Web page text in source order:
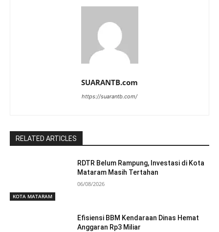
SUARANTB.com
https://suarantb.com/
RELATED ARTICLES
KOTA MATARAM
RDTR Belum Rampung, Investasi di Kota
Mataram Masih Tertahan
06/08/2026
Efisiensi BBM Kendaraan Dinas Hemat
Anggaran Rp3 Miliar